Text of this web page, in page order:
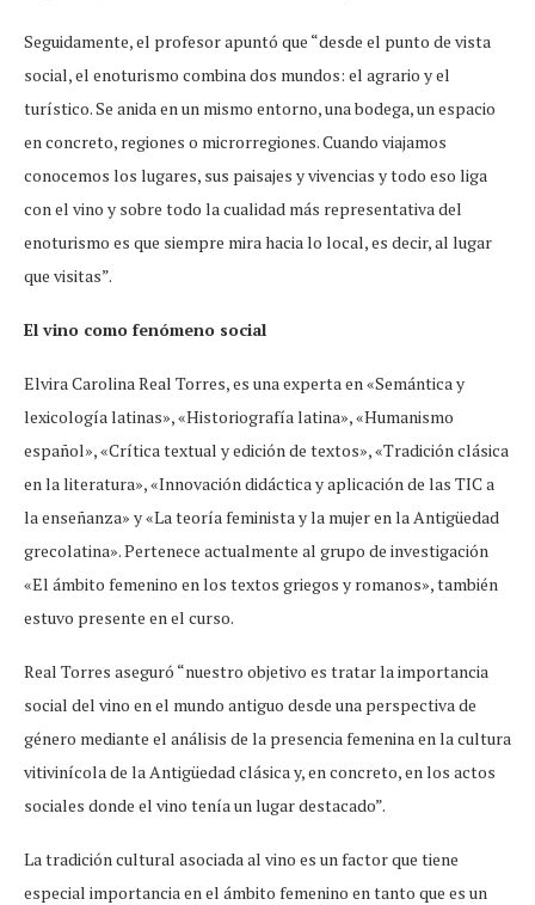
Seguidamente, el profesor apuntó que “desde el punto de vista
social, el enoturismo combina dos mundos: el agrario y el
turístico. Se anida en un mismo entorno, una bodega, un espacio
en concreto, regiones o microrregiones. Cuando viajamos
conocemos los lugares, sus paisajes y vivencias y todo eso liga
con el vino y sobre todo la cualidad más representativa del
enoturismo es que siempre mira hacia lo local, es decir, al lugar
que visitas”.
El vino como fenómeno social
Elvira Carolina Real Torres, es una experta en «Semántica y
lexicología latinas», «Historiografía latina», «Humanismo
español», «Crítica textual y edición de textos», «Tradición clásica
en la literatura», «Innovación didáctica y aplicación de las TIC a
la enseñanza» y «La teoría feminista y la mujer en la Antigüedad
grecolatina». Pertenece actualmente al grupo de investigación
«El ámbito femenino en los textos griegos y romanos», también
estuvo presente en el curso.
Real Torres aseguró “nuestro objetivo es tratar la importancia
social del vino en el mundo antiguo desde una perspectiva de
género mediante el análisis de la presencia femenina en la cultura
vitivinícola de la Antigüedad clásica y, en concreto, en los actos
sociales donde el vino tenía un lugar destacado”.
La tradición cultural asociada al vino es un factor que tiene
especial importancia en el ámbito femenino en tanto que es un